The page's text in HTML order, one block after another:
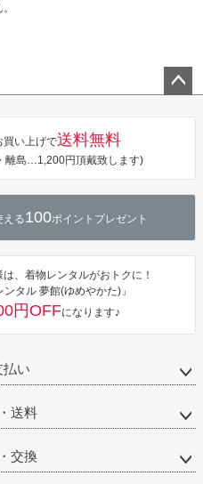
買い上げで送料無料
島…1,200円頂戴致します)
える100ポイントプレゼント
、着物レンタルがおトクに！
タル 夢館(ゆめやかた)」
円OFFになります♪
払い
送料
交換